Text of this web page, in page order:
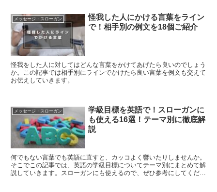
メッセージ・スローガン
怪我した人にかける言葉をライン
で！相手別の例文を18個ご紹介
怪我をした人に対してはどんな言葉をかけてあげたら良いのでしょう
か。この記事では相手別にラインでかけたら良い言葉を例文も交えて
お伝えしていきます。
メッセージ・スローガン
学級目標を英語で！スローガンに
も使える16選！テーマ別に徹底解
説
何でもない言葉でも英語に直すと、カッコよく響いたりしませんか。
そこでこの記事では、英語の学級目標についてテーマ別にまとめて解
説していきます。スローガンにも使えるので、ぜひ参考にしてくださ